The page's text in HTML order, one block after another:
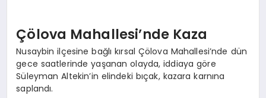
Çölova Mahallesi’nde Kaza
Nusaybin ilçesine bağlı kırsal Çölova Mahallesi’nde dün
gece saatlerinde yaşanan olayda, iddiaya göre
Süleyman Altekin’in elindeki bıçak, kazara karnına
saplandı.